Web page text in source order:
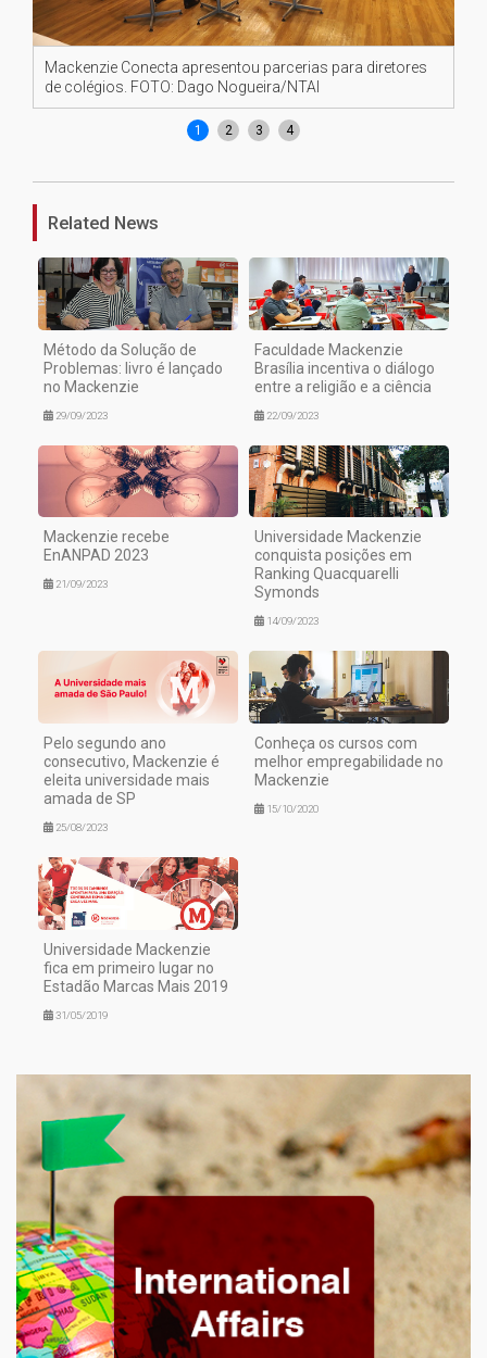
Mackenzie Conecta apresentou parcerias para diretores
de colégios. FOTO: Dago Nogueira/NTAI
1 2 3 4
Related News
Método da Solução de
Problemas: livro é lançado
no Mackenzie
29/09/2023
Faculdade Mackenzie
Brasília incentiva o diálogo
entre a religião e a ciência
22/09/2023
Mackenzie recebe
EnANPAD 2023
21/09/2023
Universidade Mackenzie
conquista posições em
Ranking Quacquarelli
Symonds
14/09/2023
Pelo segundo ano
consecutivo, Mackenzie é
eleita universidade mais
amada de SP
25/08/2023
Conheça os cursos com
melhor empregabilidade no
Mackenzie
15/10/2020
Universidade Mackenzie
fica em primeiro lugar no
Estadão Marcas Mais 2019
31/05/2019